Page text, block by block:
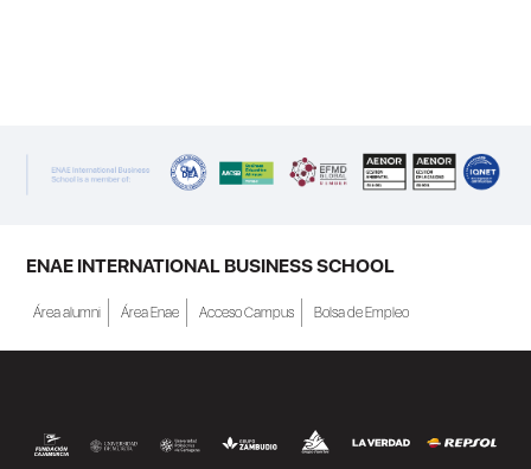
a Crecer". El programa está dirigido a
personas inscritas como demandantes de
becas de estudio parciales (50%), además
de al menos una beca...
ENAE INTERNATIONAL BUSINESS SCHOOL
Área alumni Área Enae Acceso Campus Bolsa de Empleo